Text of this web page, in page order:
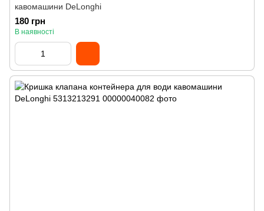
кавомашини DeLonghi
180 грн
В наявності